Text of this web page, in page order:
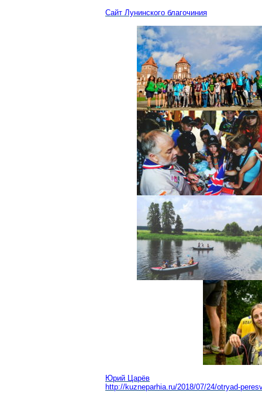
Сайт Лунинского благочиния
Юрий Царёв
http://kuzneparhia.ru/2018/07/24/otryad-